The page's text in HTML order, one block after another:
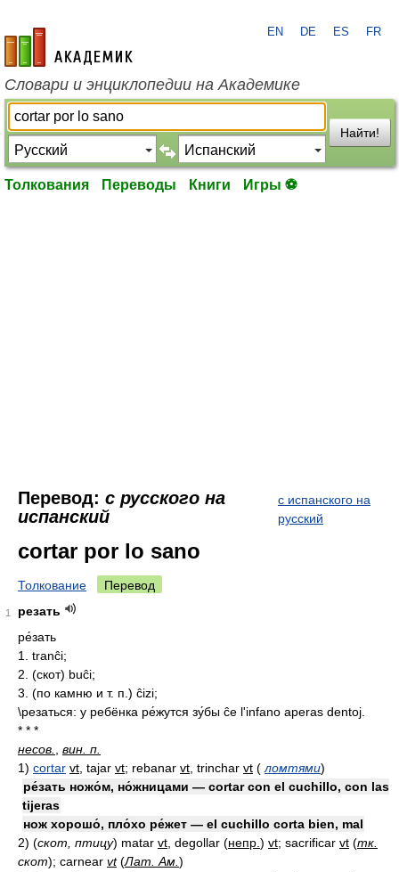
academic.ru
EN DE ES FR
Словари и энциклопедии на Академике
Найти!
Толкования Переводы Книги Игры ⚽
Перевод: с русского на
испанский
с испанского на
русский
cortar por lo sano
Толкование Перевод
1
резать
ре́зать
1. tranĉi;
2. (скот) buĉi;
3. (по камню и т. п.) ĉizi;
\резаться: у ребёнка ре́жутся зу́бы ĉe l'infano aperas dentoj.
* * *
несов.
вин. п.
1) cortar vt , tajar vt; rebanar vt , trinchar vt ( ломтями)
ре́зать ножо́м, но́жницами — cortar con el cuchillo, con las
tijeras
нож хорошо́, пло́хо ре́жет — el cuchillo corta bien, mal
2) (скот, птицу) matar vt , degollar (непр. ) vt; sacrificar vt (тк.
скот); carnear vt(Лат. Ам. )